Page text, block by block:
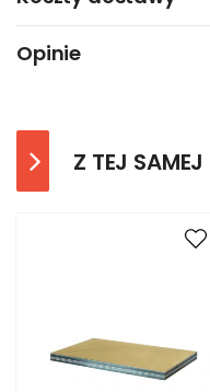
Opinie
Z TEJ